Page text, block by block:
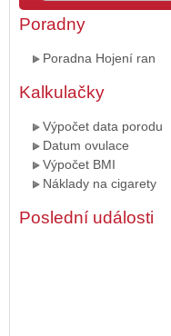
Poradny
Poradna Hojení ran
Kalkulačky
Výpočet data porodu
Datum ovulace
Výpočet BMI
Náklady na cigarety
Poslední události